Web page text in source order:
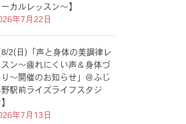
ーカルレッスン〜】
年7月22日
8/2(日)「声と身体の美調律レ
スン〜疲れにくい声＆身体づ
り〜開催のお知らせ」＠ふじ
駅前ライズライフスタジ
年7月13日